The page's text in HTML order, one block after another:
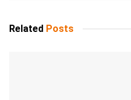
Related Posts